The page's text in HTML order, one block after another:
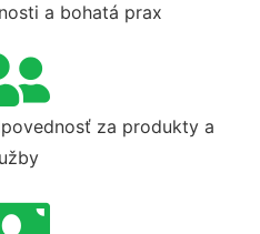
a bohatá prax
za produkty a